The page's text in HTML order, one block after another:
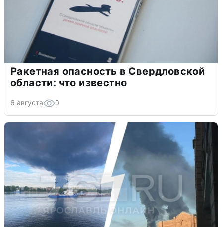
Ракетная опасность в Свердловской
области: что известно
6 августа 0